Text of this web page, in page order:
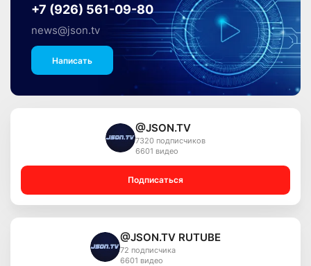
+7 (926) 561-09-80
news@json.tv
Написать
@JSON.TV
7320 подписчиков
6601 видео
Подписаться
@JSON.TV RUTUBE
72 подписчика
6601 видео